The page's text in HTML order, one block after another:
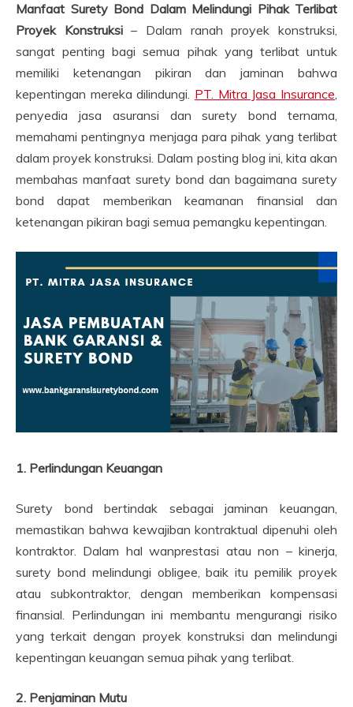
Manfaat Surety Bond Dalam Melindungi Pihak Terlibat
Proyek Konstruksi– Dalam ranah proyek konstruksi,
sangat penting bagi semua pihak yang terlibat untuk
memiliki ketenangan pikiran dan jaminan bahwa
kepentingan mereka dilindungi. PT. Mitra Jasa Insurance,
penyedia jasa asuransi dan surety bond ternama,
memahami pentingnya menjaga para pihak yang terlibat
dalam proyek konstruksi. Dalam posting blog ini, kita akan
membahas manfaat surety bond dan bagaimana surety
bond dapat memberikan keamanan finansial dan
ketenangan pikiran bagi semua pemangku kepentingan.
1. Perlindungan Keuangan
Surety bond bertindak sebagai jaminan keuangan,
memastikan bahwa kewajiban kontraktual dipenuhi oleh
kontraktor. Dalam hal wanprestasi atau non – kinerja,
surety bond melindungi obligee, baik itu pemilik proyek
atau subkontraktor, dengan memberikan kompensasi
finansial. Perlindungan ini membantu mengurangi risiko
yang terkait dengan proyek konstruksi dan melindungi
kepentingan keuangan semua pihak yang terlibat.
2. Penjaminan Mutu